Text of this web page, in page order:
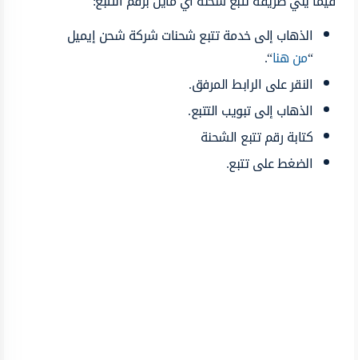
الذهاب إلى خدمة تتبع شحنات شركة شحن إيميل
“من هنا“.
النقر على الرابط المرفق.
الذهاب إلى تبويب التتبع.
كتابة رقم تتبع الشحنة
الضغط على تتبع.